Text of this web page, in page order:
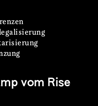
vom Rise